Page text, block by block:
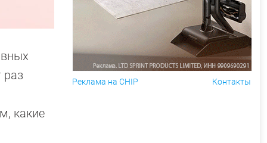
раз
какие
Реклама на CHIP Контакты